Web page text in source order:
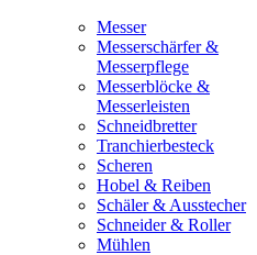
Messer
Messerschärfer &
Messerpflege
Messerblöcke &
Messerleisten
Schneidbretter
Tranchierbesteck
Scheren
Hobel & Reiben
Schäler & Ausstecher
Schneider & Roller
Mühlen